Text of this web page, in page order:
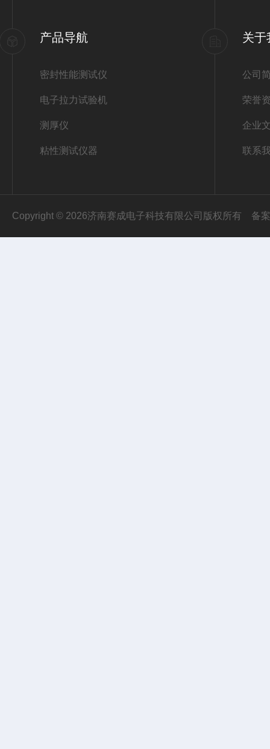
产品导航
密封性能测试仪
电子拉力试验机
测厚仪
粘性测试仪器
关于
公司
荣誉
企业
联系
Copyright © 2026济南赛成电子科技有限公司版权所有 备